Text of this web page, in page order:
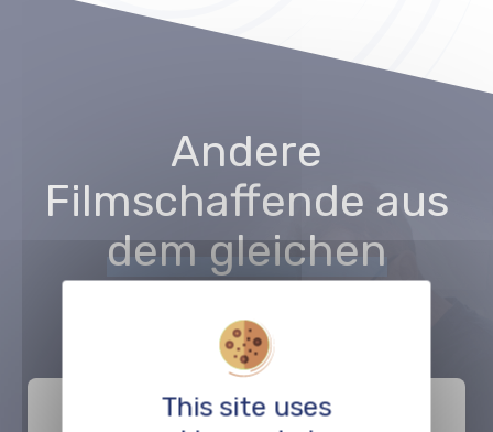
Andere
Filmschaffende aus
dem gleichen
This site uses